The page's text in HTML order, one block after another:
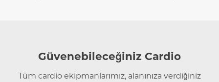
Güvenebileceğiniz Cardio
Tüm cardio ekipmanlarımız, alanınıza verdiğiniz